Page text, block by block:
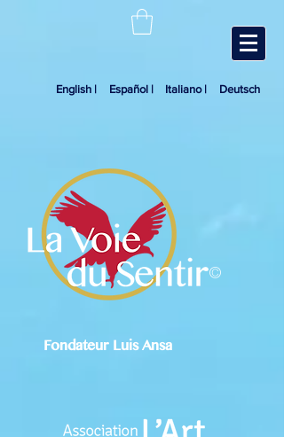
English | Español | Italiano | Deutsch
©
Fondateur Luis Ansa